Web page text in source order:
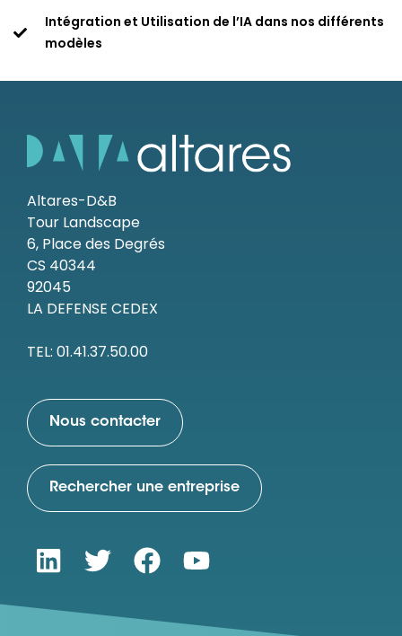
Intégration et Utilisation de l’IA dans nos différents
modèles​
Altares-D&B
Tour Landscape
6, Place des Degrés
CS 40344
92045
LA DEFENSE CEDEX
TEL: 01.41.37.50.00
Nous contacter
Rechercher une entreprise